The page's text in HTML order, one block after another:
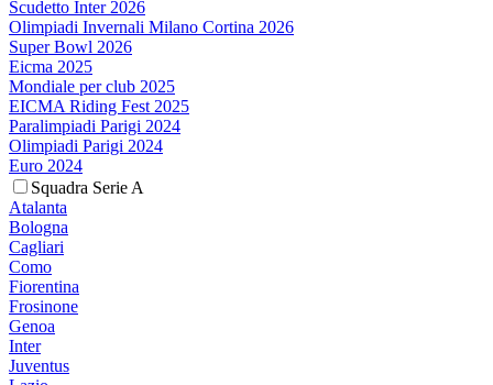
Scudetto Inter 2026
Olimpiadi Invernali Milano Cortina 2026
Super Bowl 2026
Eicma 2025
Mondiale per club 2025
EICMA Riding Fest 2025
Paralimpiadi Parigi 2024
Olimpiadi Parigi 2024
Euro 2024
Squadra Serie A
Atalanta
Bologna
Cagliari
Como
Fiorentina
Frosinone
Genoa
Inter
Juventus